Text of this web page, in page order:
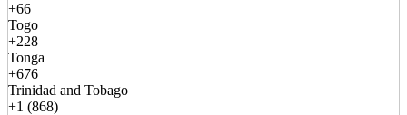
+66
Togo
+228
Tonga
+676
Trinidad and Tobago
+1 (868)